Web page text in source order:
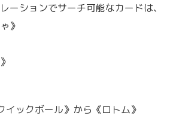
ーションでサーチ可能なカードは、
》
イックボール》から《ロトム》